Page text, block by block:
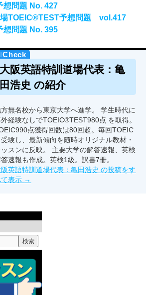
想問題 No. 427
場TOEIC®TEST予想問題 vol.417
想問題 No. 395
大阪英語特訓道場代表：亀
田浩史 の紹介
無名校から東京大学へ進学。 学生時代に
経験なしでTOEIC®TEST980点 を取得。
点獲得回数は80回超。毎回TOEIC
受験し、最新傾向を随時オリジナル教材・
ッスンに反映。 主要大学の解答速報、英検
速報も作成。英検1級。訳書7冊。
阪英語特訓道場代表：亀田浩史 の投稿をす
表示 →